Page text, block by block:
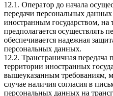
12.1. Оператор до начала
передачи персональных данных
иностранным государством, на
предполагается осуществлять
обеспечивается надежная
персональных данных.
12.2. Трансграничная
территории иностранных
вышеуказанным требованиям,
случае наличия согласия в
персональных данных на